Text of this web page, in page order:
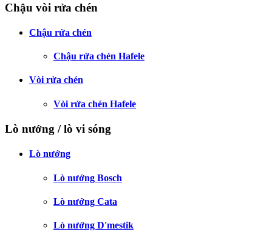
Chậu vòi rửa chén
Chậu rửa chén
Chậu rửa chén Hafele
Vòi rửa chén
Vòi rửa chén Hafele
Lò nướng / lò vi sóng
Lò nướng
Lò nướng Bosch
Lò nướng Cata
Lò nướng D'mestik